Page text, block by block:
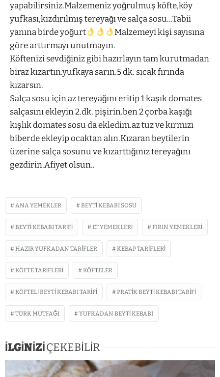
yapabilirsiniz.Malzemeniz yoğrulmuş köfte,köy
yufkası,kızdırılmış tereyağı ve salça sosu…Tabii
yanına birde yoğurt
Malzemeyi kişi sayısına
göre arttırmayı unutmayın.
Köftenizi sevdiğiniz gibi hazırlayın tam kurutmadan
biraz kızartın.yufkaya sarın.5 dk. sıcak fırında
kızarsın.
Salça sosu için az tereyağını eritip 1 kaşık domates
salçasını ekleyin 2.dk. pişirin.ben 2 çorba kaşığı
kışlık domates sosu da ekledim.az tuz ve kırmızı
biberde ekleyip ocaktan alın.Kızaran beytilerin
üzerine salça sosunu ve kızarttığınız tereyağını
gezdirin.Afiyet olsun..
ANA YEMEKLER BEYTI KEBABI SOSU
BEYTI KEBABI TARIFI ET YEMEKLERI FIRIN YEMEKLERI
HAZIR YUFKADAN TARIFLER KEBAP TARIFLERI
KÖFTE TARIFLERI KÖFTELER
KÖFTELI BEYTI KEBABI TARIFI PRATIK BEYTI KEBABI TARIFI
TÜRK MUTFAĞI YUFKADAN BEYTI KEBABI
İLGİNİZİÇEKEBİLİR